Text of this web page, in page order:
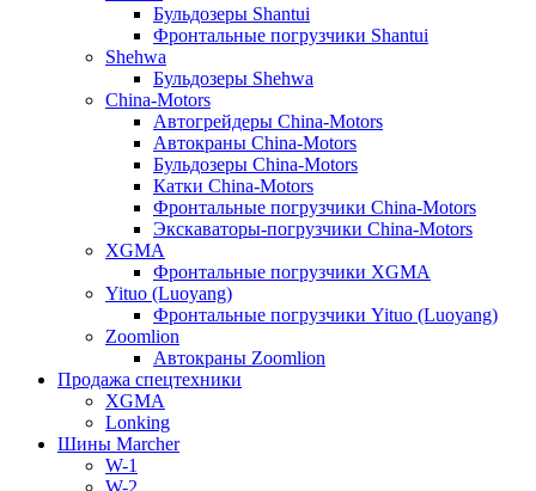
Бульдозеры Shantui
Фронтальные погрузчики Shantui
Shehwa
Бульдозеры Shehwa
China-Motors
Автогрейдеры China-Motors
Автокраны China-Motors
Бульдозеры China-Motors
Катки China-Motors
Фронтальные погрузчики China-Motors
Экскаваторы-погрузчики China-Motors
XGMA
Фронтальные погрузчики XGMA
Yituo (Luoyang)
Фронтальные погрузчики Yituo (Luoyang)
Zoomlion
Автокраны Zoomlion
Продажа спецтехники
XGMA
Lonking
Шины Marcher
W-1
W-2